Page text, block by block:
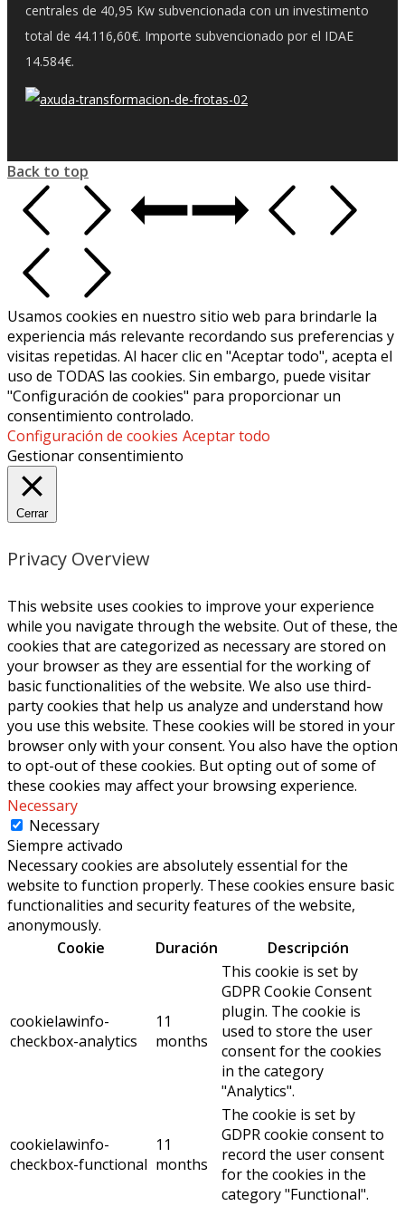
centrales de 40,95 Kw subvencionada con un investimento
total de 44.116,60€. Importe subvencionado por el IDAE
14.584€.
Back to top
Usamos cookies en nuestro sitio web para brindarle la
experiencia más relevante recordando sus preferencias y
visitas repetidas. Al hacer clic en "Aceptar todo", acepta el
uso de TODAS las cookies. Sin embargo, puede visitar
"Configuración de cookies" para proporcionar un
consentimiento controlado.
Configuración de cookies Aceptar todo
Gestionar consentimiento
Cerrar
Privacy Overview
This website uses cookies to improve your experience
while you navigate through the website. Out of these, the
cookies that are categorized as necessary are stored on
your browser as they are essential for the working of
basic functionalities of the website. We also use third-
party cookies that help us analyze and understand how
you use this website. These cookies will be stored in your
browser only with your consent. You also have the option
to opt-out of these cookies. But opting out of some of
these cookies may affect your browsing experience.
Necessary
Necessary
Siempre activado
Necessary cookies are absolutely essential for the
website to function properly. These cookies ensure basic
functionalities and security features of the website,
anonymously.
Cookie
Duración Descripción
cookielawinfo-
checkbox-analytics
11
months
This cookie is set by
GDPR Cookie Consent
plugin. The cookie is
used to store the user
consent for the cookies
in the category
"Analytics".
cookielawinfo-
checkbox-functional
11
months
The cookie is set by
GDPR cookie consent to
record the user consent
for the cookies in the
category "Functional".